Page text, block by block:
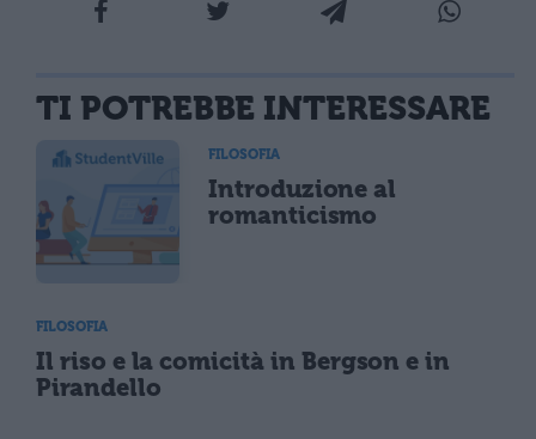
TI POTREBBE INTERESSARE
FILOSOFIA
Introduzione al
romanticismo
FILOSOFIA
Il riso e la comicità in Bergson e in
Pirandello